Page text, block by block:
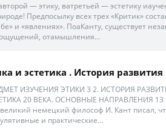
— этику, ватретьей — эстетику
Предпосылку всех трех «Критик»
и «явлениях». ПоаКанту, существует
отамышления...
и эстетика . История развития
ИЗУЧЕНИЯ ЭТИКИ 3 2. ИСТОРИЯ
20 ВЕКА. ОСНОВНЫЕ НАПРАВЛЕНИЯ
немецкий философ И. Кант писал,
и практические...